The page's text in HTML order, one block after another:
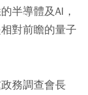
半導體及AI，
對前瞻的量子
務調查會長